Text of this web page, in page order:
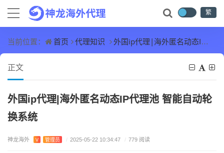
繁
当前位置： 首页 代理知识 外国ip代理|海外匿名动态IP代理池 智能自动轮换系统
正文
外国ip代理|海外匿名动态IP代理池 智能自动轮
换系统
神龙海外 V 管理员 / 2025-05-22 10:34:47 / 779 阅读